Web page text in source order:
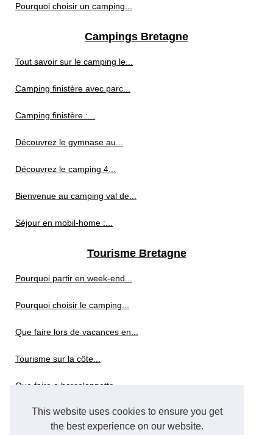
This website uses cookies to ensure you get
the best experience on our website.
Pourquoi choisir un camping...
Campings Bretagne
Tout savoir sur le camping le...
Camping finistère avec parc...
Camping finistère :...
Découvrez le gymnase au...
Découvrez le camping 4...
Bienvenue au camping val de...
Séjour en mobil-home :...
Tourisme Bretagne
Pourquoi partir en week-end...
Pourquoi choisir le camping...
Que faire lors de vacances en...
Tourisme sur la côte...
Que faire a barcelonnette...
Demi-pension : conseils pour...